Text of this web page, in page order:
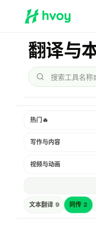
翻译与
搜索工具名称或简
热门 🔥
写作与内容
视频与动画
文本翻译 9 同传 2